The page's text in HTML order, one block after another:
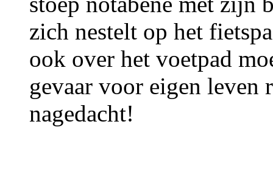
zich nestelt op het
ook over het voetpad
gevaar voor eigen leven
nagedacht!